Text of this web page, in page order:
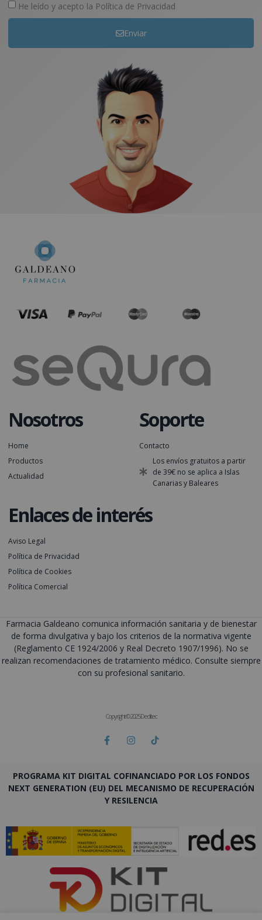
He leído y acepto la Política de Privacidad
Enviar
Nosotros
Home
Productos
Actualidad
Soporte
Contacto
Los envíos gratuitos a partir
de 39€ no se aplica a Islas
Canarias y Baleares
Enlaces de interés
Aviso Legal
Política de Privacidad
Política de Cookies
Política Comercial
Farmacia Galdeano comunica información sanitaria y de bienestar
de forma divulgativa y bajo los criterios de la normativa vigente
(Reglamento CE 1924/2006 y Real Decreto 1907/1996). No se
realizan recomendaciones de tratamiento médico. Consulte siempre
con su profesional sanitario.
Copyright © 2025 Deditec
PROGRAMA KIT DIGITAL COFINANCIADO POR LOS FONDOS
NEXT GENERATION (EU) DEL MECANISMO DE RECUPERACIÓN
Y RESILENCIA